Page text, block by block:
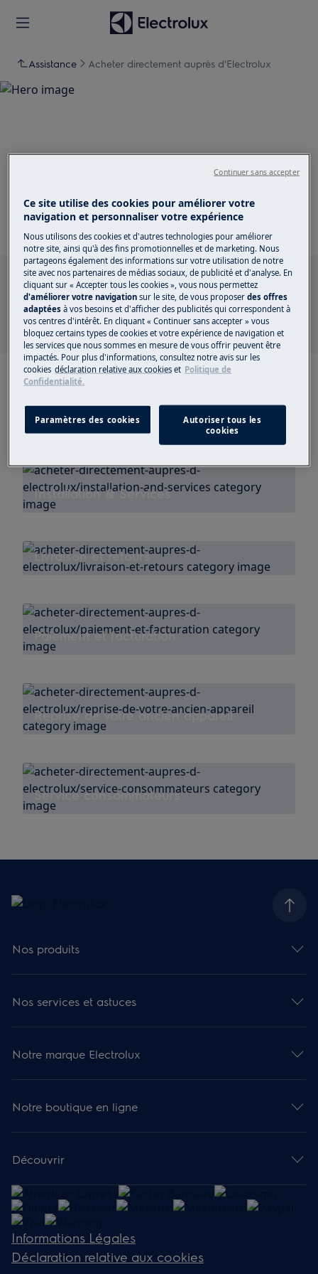
Assistance Acheter directement auprès d'Electrolux
directement auprès
d'Electrolux
Recherchez parmi nos articles d'assistance
Commande
Installation & Services
Livraison et retours
Paiement et facturation
Reprise de votre ancien appareil
Service consommateurs
Nos produits
Nos services et astuces
Notre marque Electrolux
Notre boutique en ligne
Découvrir
Informations Légales
Déclaration relative aux cookies
Ce site utilise des cookies pour améliorer votre
navigation et personnaliser votre expérience
Nous utilisons des cookies et d'autres technologies pour améliorer
notre site, ainsi qu'à des fins promotionnelles et de marketing. Nous
partageons également des informations sur votre utilisation de notre
site avec nos partenaires de médias sociaux, de publicité et d'analyse. En
cliquant sur « Accepter tous les cookies », vous nous permettez
d'améliorer votre navigation sur le site, de vous proposerdes offres
adaptées à vos besoins et d'afficher des publicités qui correspondent à
vos centres d'intérêt. En cliquant « Continuer sans accepter » vous
bloquez certains types de cookies et votre expérience de navigation et
les services que nous sommes en mesure de vous offrir peuvent être
impactés. Pour plus d'informations, consultez notre avis sur les
cookies déclaration relative aux cookies et Politique de
Confidentialité.
Paramètres des cookies
Autoriser tous les
cookies
Continuer sans accepter